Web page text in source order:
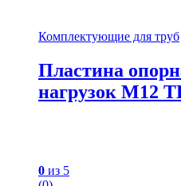
Комплектующие для труб
Пластина
нагрузок М12
0 из 5